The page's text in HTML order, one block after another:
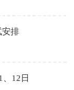
安排
12日